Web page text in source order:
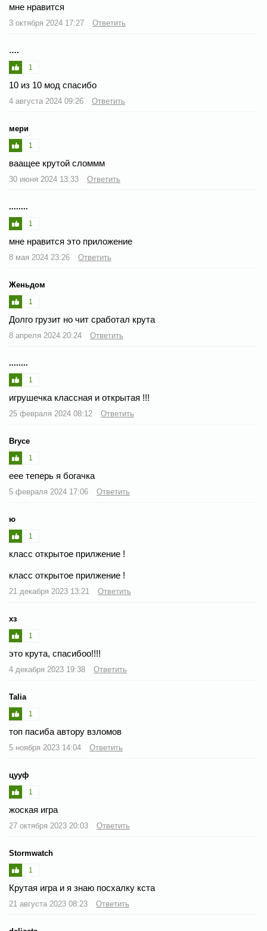
мне нравится
3 октября 2024 17:27 Ответить
….
1
10 из 10 мод спасибо
4 августа 2024 09:26 Ответить
мери
1
ваащее крутой сломмм
30 июня 2024 13:33 Ответить
........
1
мне нравится это приложение
8 мая 2024 23:26 Ответить
Женьдом
1
Долго грузит но чит сработал крута
8 апреля 2024 20:24 Ответить
........
1
игрушечка классная и открытая !!!
25 февраля 2024 08:12 Ответить
Bryce
1
еее теперь я богачка
5 февраля 2024 17:06 Ответить
ю
1
класс открытое прилжение !
класс открытое прилжение !
21 декабря 2023 13:21 Ответить
хз
1
это крута, спасибоо!!!!
4 декабря 2023 19:38 Ответить
Talia
1
топ пасиба автору взломов
5 ноября 2023 14:04 Ответить
цууф
1
жоская игра
27 октября 2023 20:03 Ответить
Stormwatch
1
Крутая игра и я знаю посхалку кста
21 августа 2023 08:23 Ответить